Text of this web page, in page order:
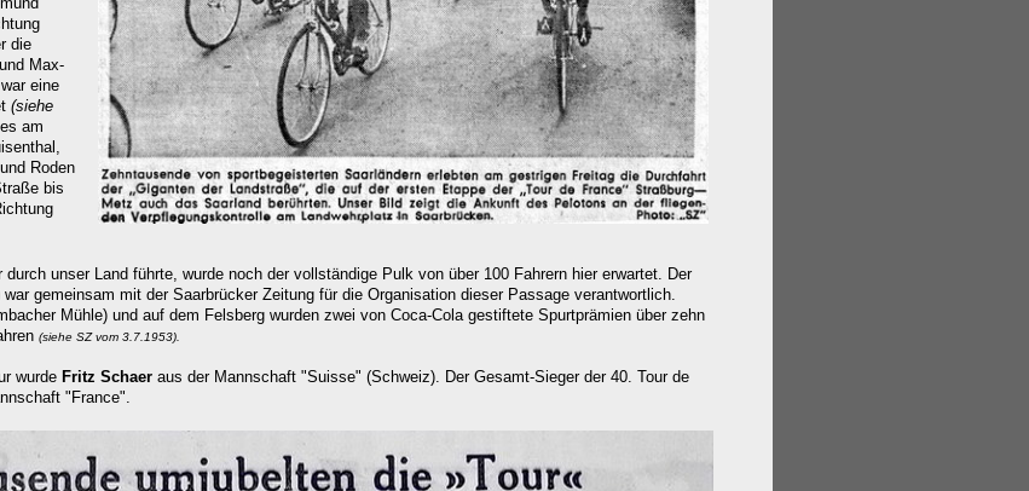
die
Max-
eine
(siehe
am
Roden
bis
durch unser Land führte, wurde noch der vollständige Pulk von über 100 Fahrern hier erwartet. Der
war gemeinsam mit der Saarbrücker Zeitung für die Organisation dieser Passage verantwortlich.
Mühle) und auf dem Felsberg wurden zwei von Coca-Cola gestiftete Spurtprämien über zehn
(siehe SZ vom 3.7.1953).
wurde Fritz Schaer aus der Mannschaft "Suisse" (Schweiz). Der Gesamt-Sieger der 40. Tour de
"France".